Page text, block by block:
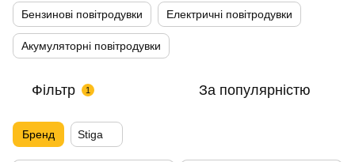
Бензинові повітродувки Електричні повітродувки
Акумуляторні повітродувки
Фільтр 1 За популярністю
Бренд Stiga